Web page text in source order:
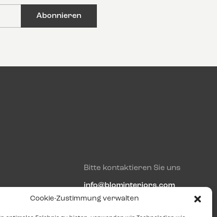
Cookie-Zustimmung verwalten
Bitte kontaktieren Sie uns
info@blominteriors.com
+31 (0)515 33 41 00